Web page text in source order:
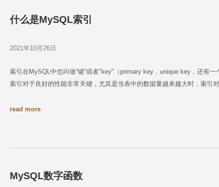
什么是MySQL索引
2021年10月26日
索引在MySQL中也叫做“键”或者"key"（primary key，unique key，还有
索引对于良好的性能非常关键，尤其是当表中的数据量越来越大时，索引
read more
MySQL数字函数